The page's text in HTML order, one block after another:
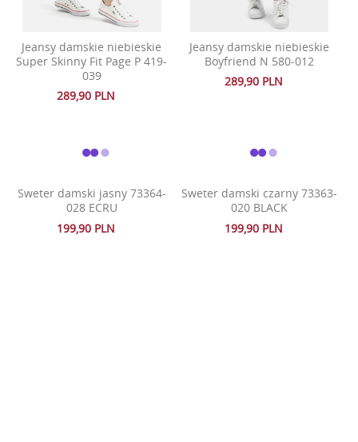
Jeansy damskie niebieskie
Super Skinny Fit Page P 419-
039
289,90 PLN
Jeansy damskie niebieskie
Boyfriend N 580-012
289,90 PLN
Sweter damski jasny 73364-
028 ECRU
199,90 PLN
Sweter damski czarny 73363-
020 BLACK
199,90 PLN